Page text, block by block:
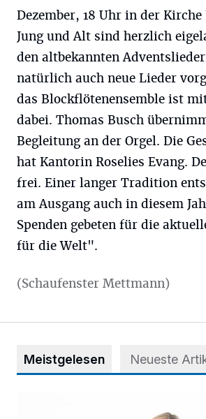
Dezember, 18 Uhr in der
Jung und Alt sind herzlich
den altbekannten
natürlich auch neue Lieder
das Blockflötenensemble ist
dabei. Thomas Busch
Begleitung an der Orgel. Die
hat Kantorin Roselies Evang.
frei. Einer langer Tradition
am Ausgang auch in diesem
Spenden gebeten für die
für die Welt".
(Schaufenster Mettmann)
Meistgelesen Neueste